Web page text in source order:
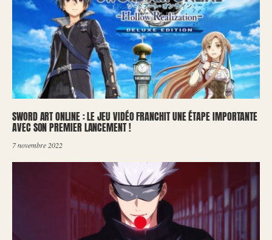
SWORD ART ONLINE : LE JEU VIDÉO FRANCHIT UNE ÉTAPE IMPORTANTE
AVEC SON PREMIER LANCEMENT !
7 novembre 2022